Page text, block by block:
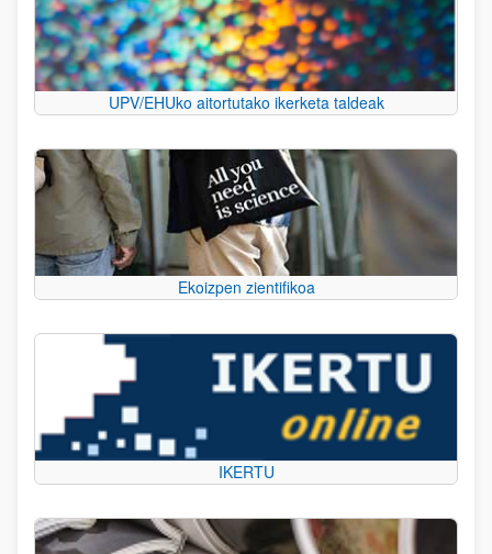
UPV/EHUko aitortutako ikerketa taldeak
Ekoizpen zientifikoa
IKERTU